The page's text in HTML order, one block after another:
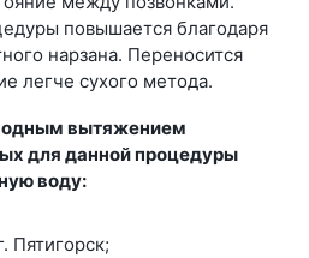
повышается благодаря
нарзана. Переносится
легче сухого метода.
вытяжением
для данной процедуры
воду:
Пятигорск;